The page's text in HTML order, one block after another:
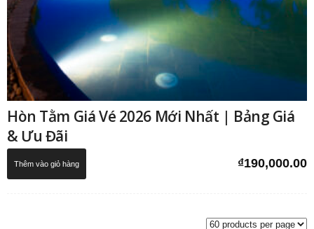
Hòn Tằm Giá Vé 2026 Mới Nhất | Bảng Giá
& Ưu Đãi
₫190,000.00
Thêm vào giỏ hàng